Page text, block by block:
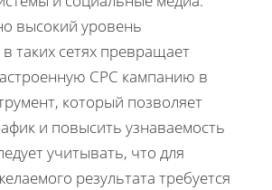
высокий уровень
таких сетях превращает
CPC кампанию в
который позволяет
и повысить узнаваемость
учитывать, что для
результата требуется